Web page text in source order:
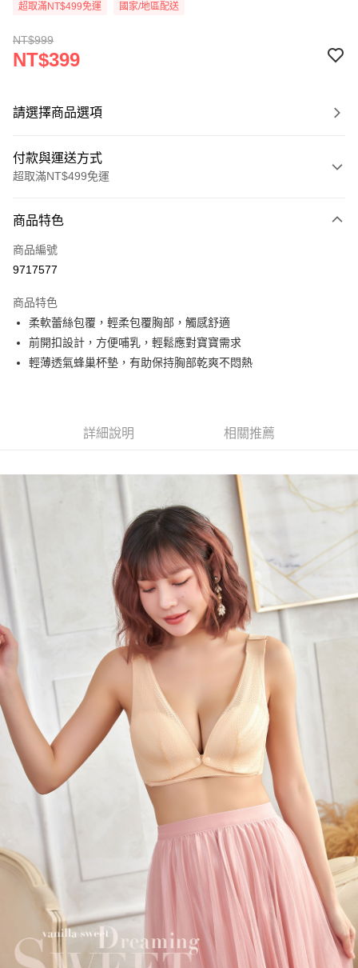
超取滿NT$499免運 國家/地區配送
NT$999
NT$399
請選擇商品選項
付款與運送方式
超取滿NT$499免運
信用卡一次付款
超商取貨付款
Apple Pay
街口支付
AFTEE先享後付
【關於「AFTEE先享後付」】
AFTEE先享後付是「在收到商品之後才付款」的支付方式。 讓您購物簡單
便利好安心！
１．簡單：不需註冊會員、不需綁卡、不需儲值。
２．便利：只要手機號碼，簡訊認證，即可結帳。
３．安心：先確認商品／服務後，再付款。
【「AFTEE先享後付」結帳流程】
１．於結帳方式選擇「AFTEE先享後付」後，將跳轉至「AFTEE先享後付」
結帳頁面，進行簡訊認證並確認金額後，即可完成結帳。
２．訂單成立數日內，您將收到繳費通知簡訊。
３．收到繳費通知簡訊後14天內，點擊此簡訊中的連結，可透過四大超商／
ATM／網路銀行／等多元方式進行付款，方視為交易完成。
※ 請注意：結帳手續完成當下不需立刻繳費，但若您需要取消訂單，請聯絡
購買商品的店家。未經商家同意取消之訂單仍視為有效，需透過AFTEE先享
後付繳納相關費用。
※ 交易是否成功請以「AFTEE先享後付 」之結帳頁面顯示為準，若有關於
是否繳費成功／繳費後需取消欲退款等相關疑問，請聯繫「AFTEE先享後付
客戶支援中心」
https://netprotections.freshdesk.com/support/home
【注意事項】
１．透過由恩沛科技股份有限公司提供之「AFTEE先享後付」服務完成之交
易，需依本服務之必要範圍內提供個人資料，並將交易相關給付款項請求債
權轉讓予恩沛科技股份有限公司。
２．關於個人資料處理事宜，請瀏覽以下網址：
３．未成年的使用者請事先徵得法定代理人或監護人之同意方可使用
「AFTEE先享後付」，若未經同意申辦者引起之損失，本公司不負相關責
任。
４．使用「AFTEE先享後付」時，將依據個別帳號之用戶狀況，依本公司即
時審查核予不同之上限額度；若仍有額度不足之情形，本公司將視審查結果
請求用戶進行身份認證。
５．嚴禁一人註冊多個帳號或使用他人資訊註冊。若發現惡意使用之情形，
恩沛科技股份有限公司將有權停止該用戶之使用額度並採取法律行動。
每筆NT$70，滿NT$499(含以上)免運費
每筆NT$70，滿NT$499(含以上)免運費
每筆NT$70，滿NT$499(含以上)免運費
付款後7-11取貨
每筆NT$70，滿NT$499(含以上)免運費
郵局
每筆NT$80，滿NT$899(含以上)免運費
查看運費
商品特色
商品編號
9717577
商品特色
柔軟蕾絲包覆，輕柔包覆胸部，觸感舒適
前開扣設計，方便哺乳，輕鬆應對寶寶需求
輕薄透氣蜂巢杯墊，有助保持胸部乾爽不悶熱
詳細說明 相關推薦